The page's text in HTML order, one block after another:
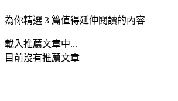
為你精選 3 篇值得延伸閱讀的內容
載入推薦文章中...
目前沒有推薦文章